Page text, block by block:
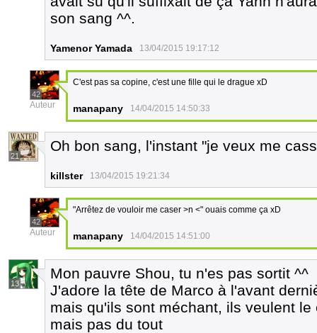
son sang ^^.
Yamenor Yamada 13/04/2015 19:17:12
42
Auteur
C'est pas sa copine, c'est une fille qui le drague xD
manapany 14/04/2015 14:50:33
21
Oh bon sang, l'instant "je veux me
killster 13/04/2015 19:21:34
42
Auteur
"Arrêtez de vouloir me caser >n <" ouais comme ça xD
manapany 14/04/2015 14:51:00
13
Mon pauvre Shou, tu n'es pas sortit ^^
J'adore la tête de Marco à l'avant
mais qu'ils sont méchant, ils veulent
mais pas du tout